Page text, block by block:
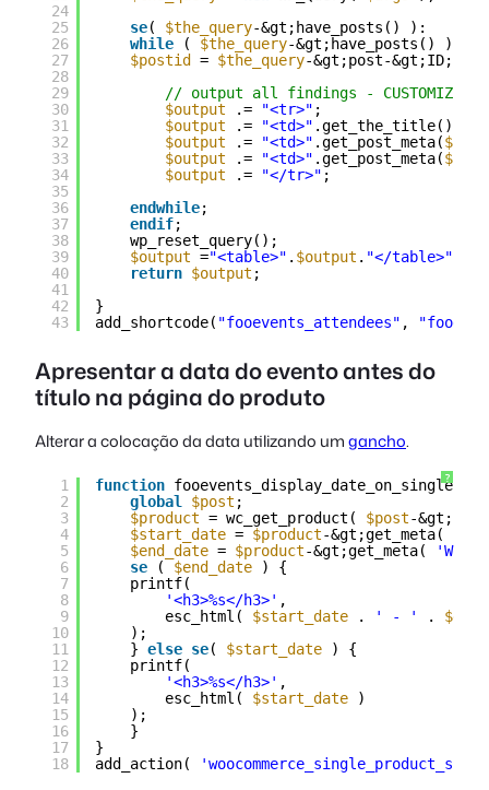
24
25
26
27
28
29
30
31
32
33
34
35
36
37
38
39
40
41
42
43
se( $the_query-&gt;have_posts() ):
while
( $the_query-&gt;have_posts() ) :
$postid
= $the_query-&gt;post-&gt;ID;
// output all findings - CUSTOMIZE TO
$output
.= "<tr>" ;
$output
.= "<td>" .get_the_title().
$output
.= "<td>" .get_post_meta(
$output
.= "<td>" .get_post_meta(
$output
.= "</tr>" ;
endwhile;
endif;
wp_reset_query();
$output ="<table>" . $output . "</table>"
return $output ;
}
add_shortcode( "fooevents_attendees" ,
Apresentar a data do evento antes do
título na página do produto
Alterar a colocação da data utilizando umgancho.
?
1
2
3
4
5
6
7
8
9
10
11
12
13
14
15
16
17
18
function fooevents_display_date_on_single() {
global
$post ;
$product = wc_get_product( $post-&gt;ID
$start_date = $product-&gt;get_meta(
$end_date = $product-&gt;get_meta(
se
( $end_date
) {
printf(
'<h3>%s</h3>' ,
esc_html( $start_date . ' - ' .
);
} else se( $start_date
) {
printf(
'<h3>%s</h3>' ,
esc_html( $start_date
)
);
}
}
add_action(